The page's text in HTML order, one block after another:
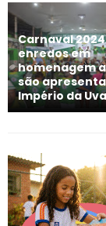
Carnaval
enredos em
homenagem
são
Império da Uva